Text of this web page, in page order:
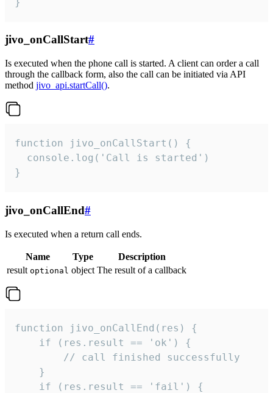
jivo_onCallStart#
Is executed when the phone call is started. A client can order a call
through the callback form, also the call can be initiated via API
method jivo_api.startCall().
function jivo_onCallStart() {
  console.log('Call is started')
}
jivo_onCallEnd#
Is executed when a return call ends.
Name Type
Description
result optional object The result of a callback
function jivo_onCallEnd(res) {
    if (res.result == 'ok') {
        // call finished successfully
    }
    if (res.result == 'fail') {